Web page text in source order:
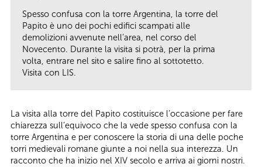
Spesso confusa con la torre Argentina, la torre del
Papito è uno dei pochi edifici scampati alle
demolizioni avvenute nell’area, nel corso del
Novecento. Durante la visita si potrà, per la prima
volta, entrare nel sito e salire fino al sottotetto.
Visita con LIS.
La visita alla torre del Papito costituisce l’occasione per fare
chiarezza sull’equivoco che la vede spesso confusa con la
torre Argentina e per conoscere la storia di una delle poche
torri medievali romane giunte a noi nella sua interezza. Un
racconto che ha inizio nel XIV secolo e arriva ai giorni nostri.